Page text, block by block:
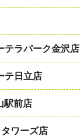
テラパーク金沢店
テ日立店
駅前店
ワーズ店